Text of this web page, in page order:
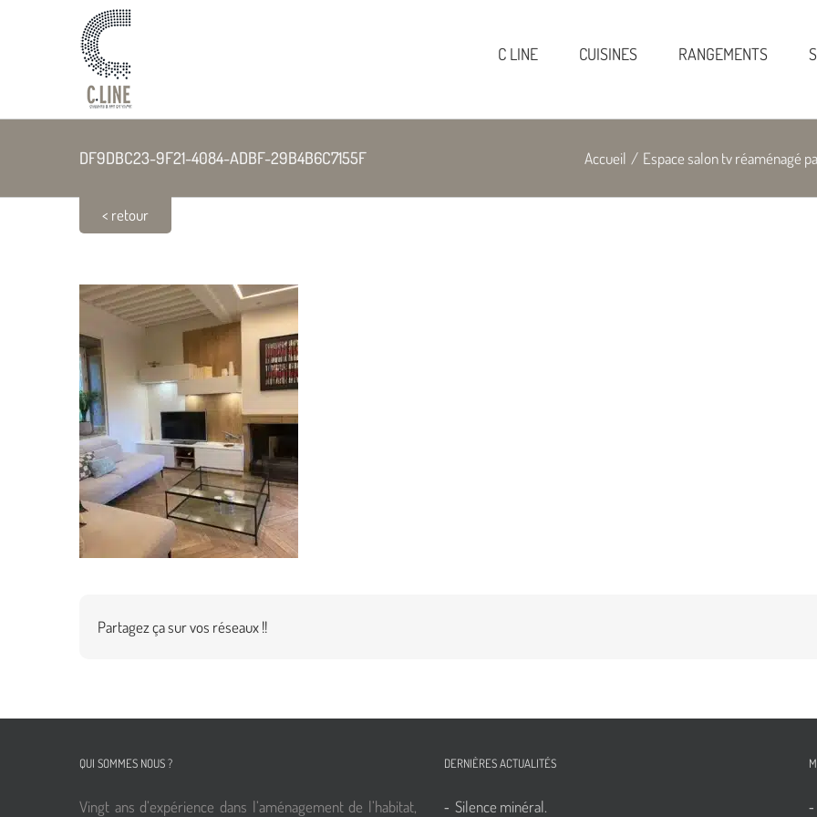
C LINE CUISINES RANGEMENTS
DF9DBC23-9F21-4084-ADBF-29B4B6C7155F Accueil / Espace salon tv réaménagé
< retour
Partagez ça sur vos réseaux !!
QUI SOMMES NOUS ?
Vingt ans d’expérience dans l’aménagement de l’habitat,
DERNIÈRES ACTUALITÉS
Silence minéral.